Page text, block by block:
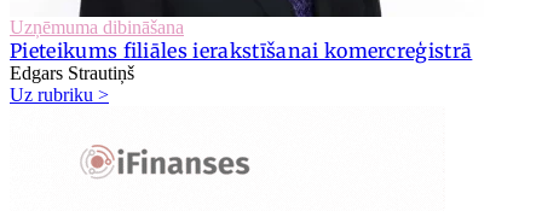
Uzņēmuma dibināšana
Pieteikums filiāles ierakstīšanai komercreģistrā
Edgars Strautiņš
Uz rubriku >